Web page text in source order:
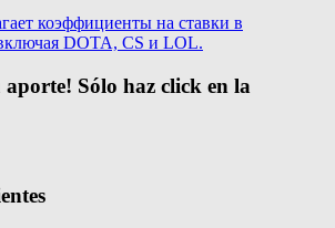
коэффициенты на ставки в
DOTA, CS и LOL.
Sólo haz click en la